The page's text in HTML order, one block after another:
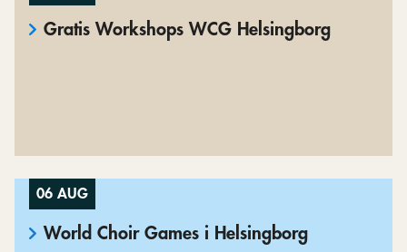
Gratis Workshops WCG Helsingborg
06 AUG
World Choir Games i Helsingborg